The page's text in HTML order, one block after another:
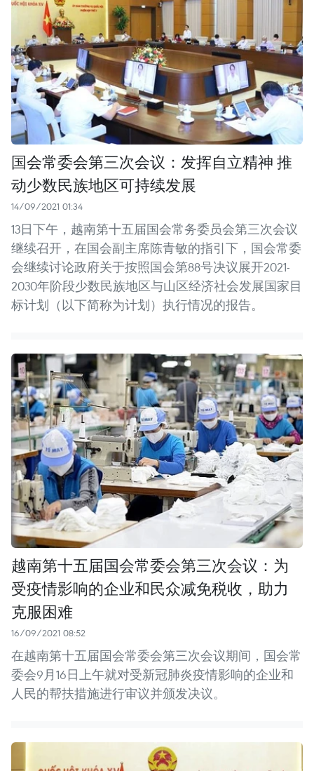
国会常委会第三次会议：发挥自立精神 推
动少数民族地区可持续发展
14/09/2021 01:34
13日下午，越南第十五届国会常务委员会第三次会议
继续召开，在国会副主席陈青敏的指引下，国会常委
会继续讨论政府关于按照国会第88号决议展开2021-
2030年阶段少数民族地区与山区经济社会发展国家目
标计划（以下简称为计划）执行情况的报告。
越南第十五届国会常委会第三次会议：为
受疫情影响的企业和民众减免税收，助力
克服困难
16/09/2021 08:52
在越南第十五届国会常委会第三次会议期间，国会常
委会9月16日上午就对受新冠肺炎疫情影响的企业和
人民的帮扶措施进行审议并颁发决议。